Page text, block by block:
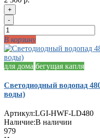
+
-
В корзину
для дома бегущая капля
Светодиодный водопад
воды)
Артикул:LGI-HWF-LD480
Наличие:В наличии
979